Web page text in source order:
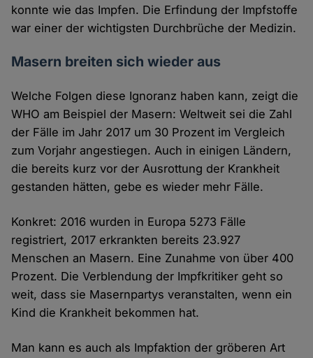
konnte wie das Impfen. Die Erfindung der Impfstoffe
war einer der wichtigsten Durchbrüche der Medizin.
Masern breiten sich wieder aus
Welche Folgen diese Ignoranz haben kann, zeigt die
WHO am Beispiel der Masern: Weltweit sei die Zahl
der Fälle im Jahr 2017 um 30 Prozent im Vergleich
zum Vorjahr angestiegen. Auch in einigen Ländern,
die bereits kurz vor der Ausrottung der Krankheit
gestanden hätten, gebe es wieder mehr Fälle.
Konkret: 2016 wurden in Europa 5273 Fälle
registriert, 2017 erkrankten bereits 23.927
Menschen an Masern. Eine Zunahme von über 400
Prozent. Die Verblendung der Impfkritiker geht so
weit, dass sie Masernpartys veranstalten, wenn ein
Kind die Krankheit bekommen hat.
Man kann es auch als Impfaktion der gröberen Art